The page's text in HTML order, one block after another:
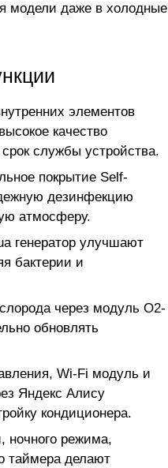
модели даже в холодные
элементов
качество
службы устройства.
покрытие Self-
дезинфекцию
атмосферу.
генератор улучшают
бактерии и
через модуль O2-
обновлять
Wi-Fi модуль и
Яндекс Алису
кондиционера.
ночного режима,
таймера делают